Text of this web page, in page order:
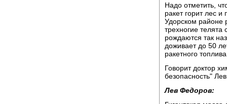
Надо отметить,
ракет горит лес и
Удорском районе
трехногие
рождаются так
доживает до 50
ракетного
Говорит доктор
безопасность"
Лев Федоров: